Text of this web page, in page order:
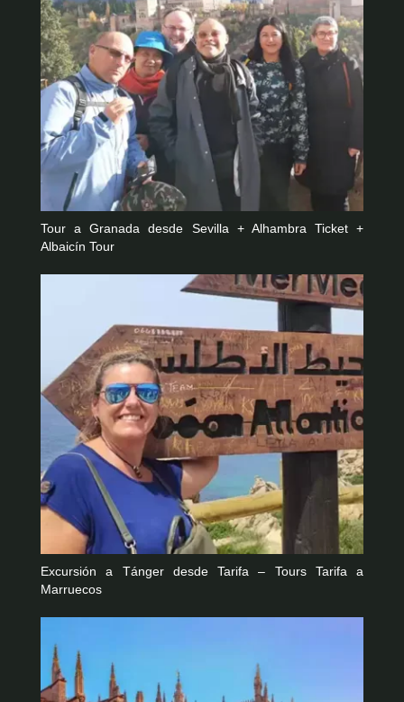
Tour a Granada desde Sevilla + Alhambra Ticket +
Albaicín Tour
Excursión a Tánger desde Tarifa – Tours Tarifa a
Marruecos